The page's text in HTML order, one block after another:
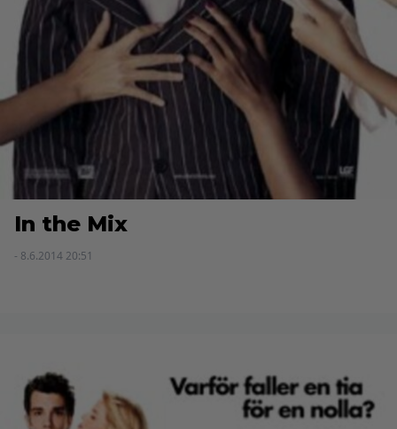
In the Mix
- 8.6.2014 20:51